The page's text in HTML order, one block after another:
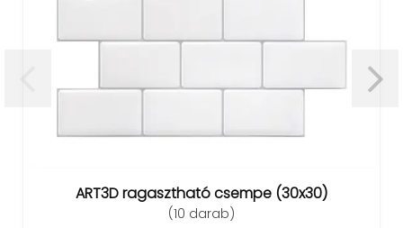
ART3D ragasztható csempe (30x30)
(10 darab)